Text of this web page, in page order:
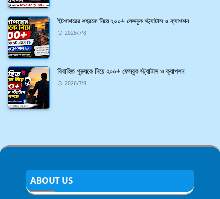
ইটপাথরের শহরকে নিয়ে ২০০+ ফেসবুক স্ট্যাটাস ও ক্যাপশন
2026/7/8
বিবাহিত পুরুষকে নিয়ে ২০০+ ফেসবুক স্ট্যাটাস ও ক্যাপশন
2026/7/8
ABOUT US